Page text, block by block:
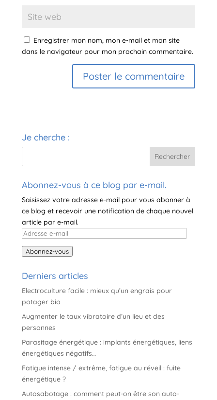
Enregistrer mon nom, mon e-mail et mon site
dans le navigateur pour mon prochain commentaire.
r
n
i
e
Je cherche :
Abonnez-vous à ce blog par e-mail.
Saisissez votre adresse e-mail pour vous abonner à
ce blog et recevoir une notification de chaque nouvel
article par e-mail.
Adresse
e-
mail
Abonnez-vous
Derniers articles
Electroculture facile : mieux qu’un engrais pour
potager bio
Augmenter le taux vibratoire d’un lieu et des
personnes
Parasitage énergétique : implants énergétiques, liens
énergétiques négatifs…
Fatigue intense / extrême, fatigue au réveil : fuite
énergétique ?
Autosabotage : comment peut-on être son auto-